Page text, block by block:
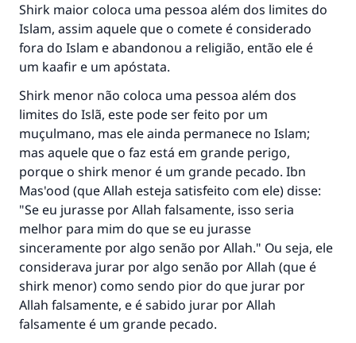
Shirk maior coloca uma pessoa além dos limites do
Islam, assim aquele que o comete é considerado
fora do Islam e abandonou a religião, então ele é
um kaafir e um apóstata.
Shirk menor não coloca uma pessoa além dos
limites do Islã, este pode ser feito por um
muçulmano, mas ele ainda permanece no Islam;
mas aquele que o faz está em grande perigo,
porque o shirk menor é um grande pecado. Ibn
Mas'ood (que Allah esteja satisfeito com ele) disse:
"Se eu jurasse por Allah falsamente, isso seria
melhor para mim do que se eu jurasse
sinceramente por algo senão por Allah." Ou seja, ele
considerava jurar por algo senão por Allah (que é
shirk menor) como sendo pior do que jurar por
Allah falsamente, e é sabido jurar por Allah
falsamente é um grande pecado.